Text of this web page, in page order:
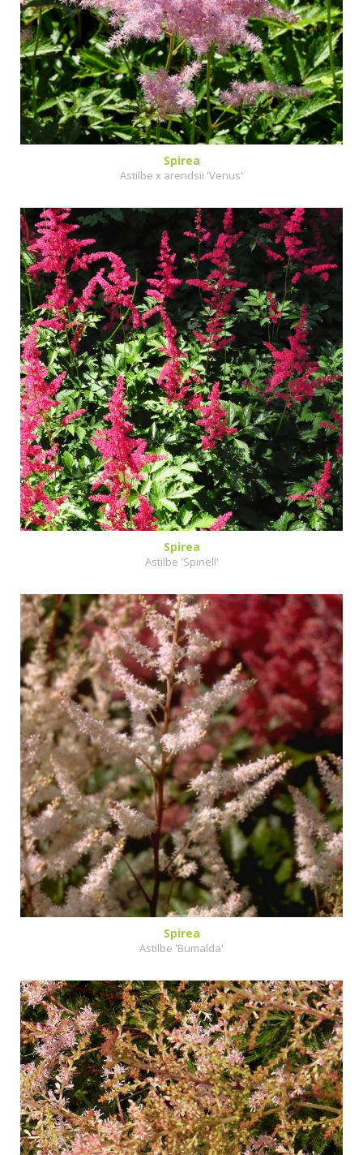
Spirea
Astilbe x arendsii 'Venus'
Spirea
Astilbe 'Spinell'
Spirea
Astilbe 'Bumalda'